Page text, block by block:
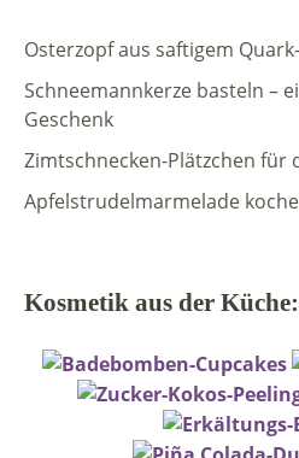
Osterzopf aus saftigem
Schneemannkerze basteln –
Geschenk
Zimtschnecken-Plätzchen für
Apfelstrudelmarmelade
Kosmetik aus der Küche: